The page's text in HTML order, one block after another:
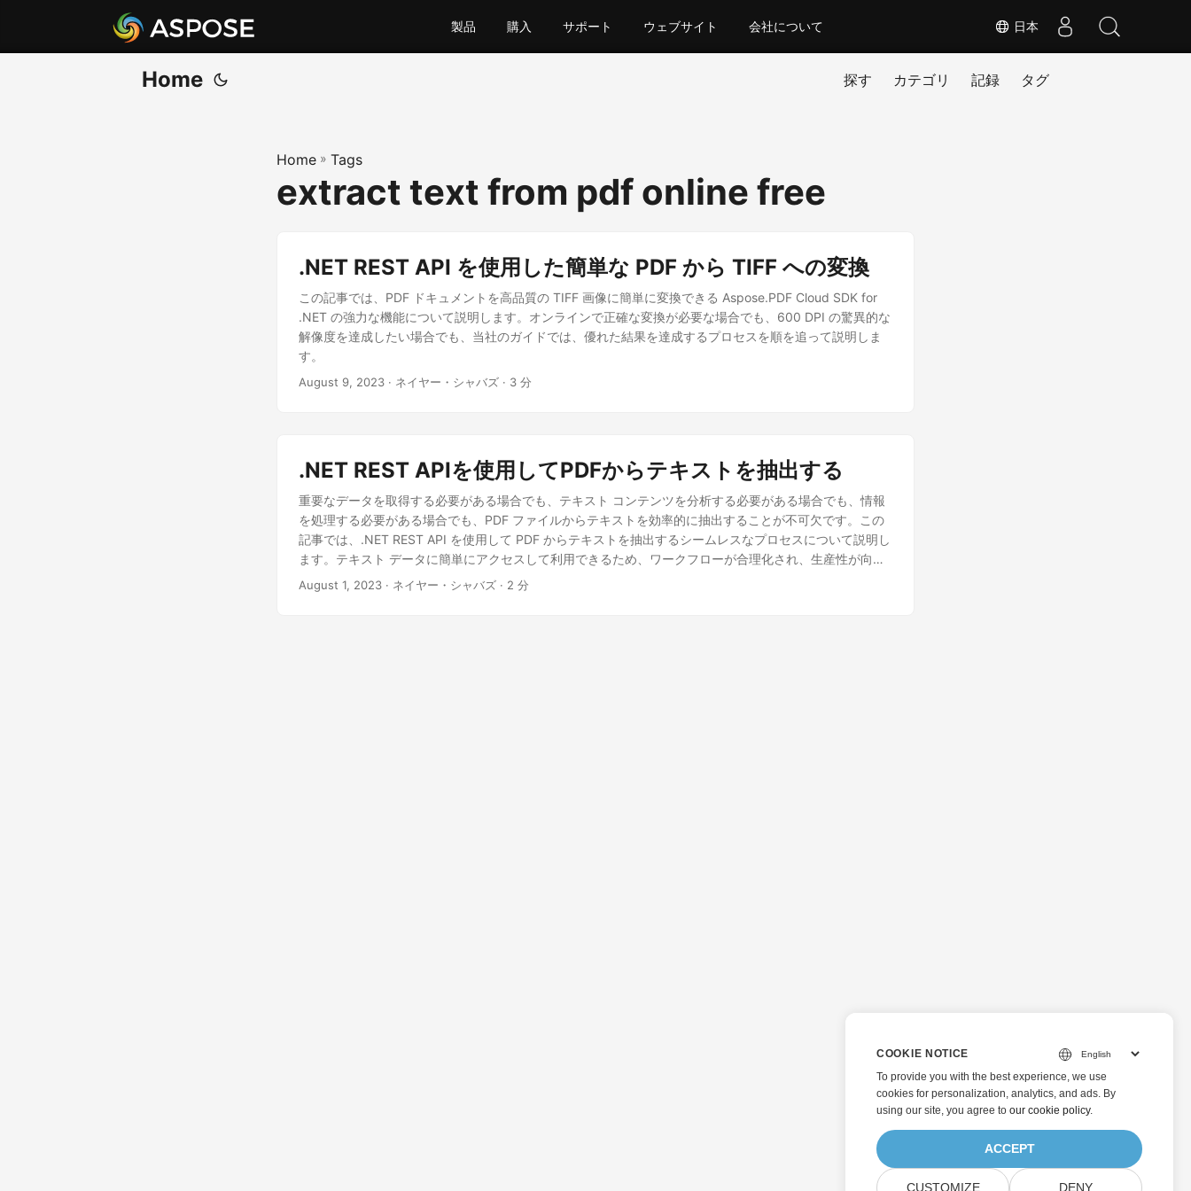
日本
製品 購入 サポート ウェブサイト 会社について
Home 探す カテゴリ 記録 タグ
Home » Tags
extract text from pdf online free
.NET REST API を使用した簡単な PDF から TIFF への変換
この記事では、PDF ドキュメントを高品質の TIFF 画像に簡単に変換できる Aspose.PDF Cloud SDK for
.NET の強力な機能について説明します。オンラインで正確な変換が必要な場合でも、600 DPI の驚異的な
解像度を達成したい場合でも、当社のガイドでは、優れた結果を達成するプロセスを順を追って説明しま
す。
August 9, 2023 · ネイヤー・シャバズ · 3 分
.NET REST APIを使用してPDFからテキストを抽出する
重要なデータを取得する必要がある場合でも、テキスト コンテンツを分析する必要がある場合でも、情報
を処理する必要がある場合でも、PDF ファイルからテキストを効率的に抽出することが不可欠です。この
記事では、.NET REST API を使用して PDF からテキストを抽出するシームレスなプロセスについて説明し
ます。テキスト データに簡単にアクセスして利用できるため、ワークフローが合理化され、生産性が向上
します。
August 1, 2023 · ネイヤー・シャバズ · 2 分
COOKIE NOTICE
To provide you with the best experience, we use
cookies for personalization, analytics, and ads. By
using our site, you agree to our cookie policy.
ACCEPT
CUSTOMIZE DENY